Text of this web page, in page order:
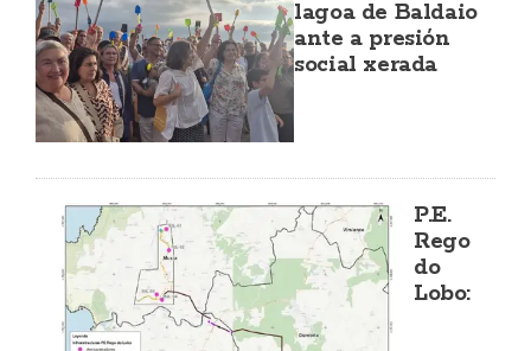
lagoa de Baldaio
ante a presión
social xerada
P.E.
Rego
do
Lobo: